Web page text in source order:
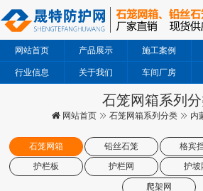
网站首页 产品展示 施工案例
行业信息 关于我们 车间厂房
石笼网箱系列
网站首页 石笼网箱系列分类 内
石笼网箱 铅丝石笼 格宾
护栏板 护栏网 护坡
爬架网